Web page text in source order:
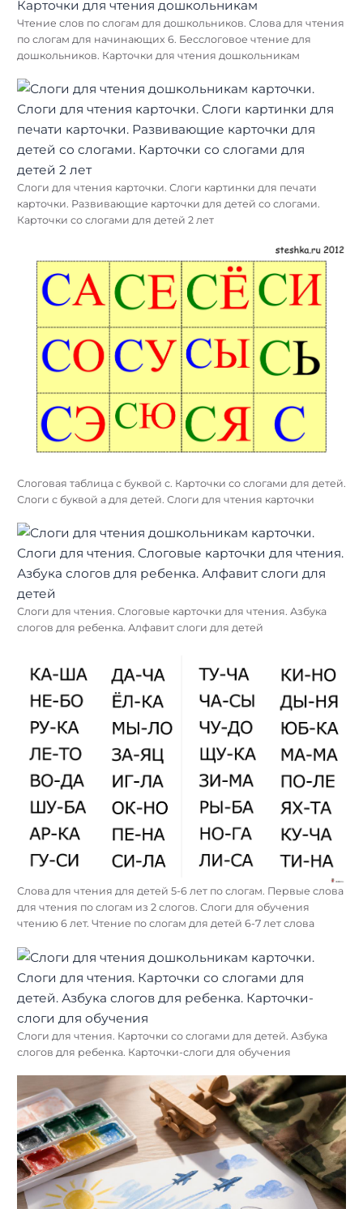
Чтение слов по слогам для дошкольников. Слова для чтения
по слогам для начинающих 6. Бесслоговое чтение для
дошкольников. Карточки для чтения дошкольникам
Слоги для чтения карточки. Слоги картинки для печати
карточки. Развивающие карточки для детей со слогами.
Карточки со слогами для детей 2 лет
Слоговая таблица с буквой с. Карточки со слогами для детей.
Слоги с буквой а для детей. Слоги для чтения карточки
Слоги для чтения. Слоговые карточки для чтения. Азбука
слогов для ребенка. Алфавит слоги для детей
Слова для чтения для детей 5-6 лет по слогам. Первые слова
для чтения по слогам из 2 слогов. Слоги для обучения
чтению 6 лет. Чтение по слогам для детей 6-7 лет слова
Слоги для чтения. Карточки со слогами для детей. Азбука
слогов для ребенка. Карточки-слоги для обучения